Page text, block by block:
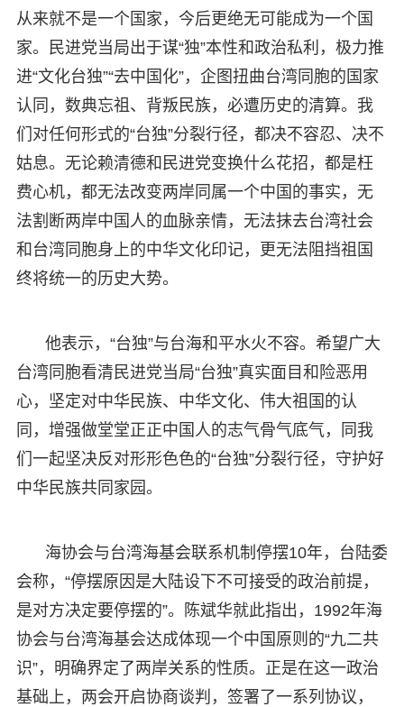
从来就不是一个国家，今后更绝无可能成为一个国
家。民进党当局出于谋“独”本性和政治私利，极力推
进“文化台独”“去中国化”，企图扭曲台湾同胞的国家
认同，数典忘祖、背叛民族，必遭历史的清算。我
们对任何形式的“台独”分裂行径，都决不容忍、决不
姑息。无论赖清德和民进党变换什么花招，都是枉
费心机，都无法改变两岸同属一个中国的事实，无
法割断两岸中国人的血脉亲情，无法抹去台湾社会
和台湾同胞身上的中华文化印记，更无法阻挡祖国
终将统一的历史大势。
他表示，“台独”与台海和平水火不容。希望广大
台湾同胞看清民进党当局“台独”真实面目和险恶用
心，坚定对中华民族、中华文化、伟大祖国的认
同，增强做堂堂正正中国人的志气骨气底气，同我
们一起坚决反对形形色色的“台独”分裂行径，守护好
中华民族共同家园。
海协会与台湾海基会联系机制停摆10年，台陆委
会称，“停摆原因是大陆设下不可接受的政治前提，
是对方决定要停摆的”。陈斌华就此指出，1992年海
协会与台湾海基会达成体现一个中国原则的“九二共
识”，明确界定了两岸关系的性质。正是在这一政治
基础上，两会开启协商谈判，签署了一系列协议，